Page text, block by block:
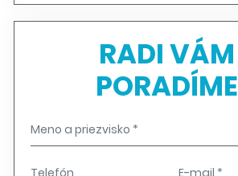
RADI VÁM
PORADÍME